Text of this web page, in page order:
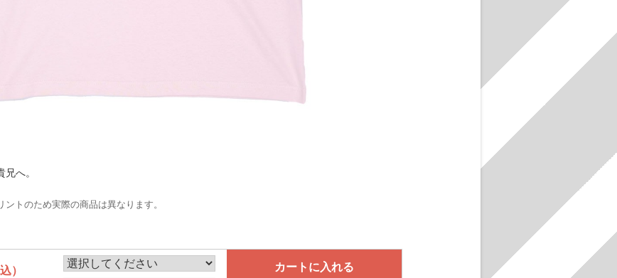
へ。
ントのため実際の商品は異なります。
） カートに入れる